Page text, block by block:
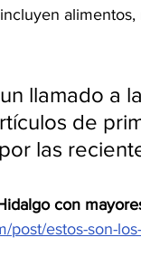
llamado a
de
las
con
post/estos-son-